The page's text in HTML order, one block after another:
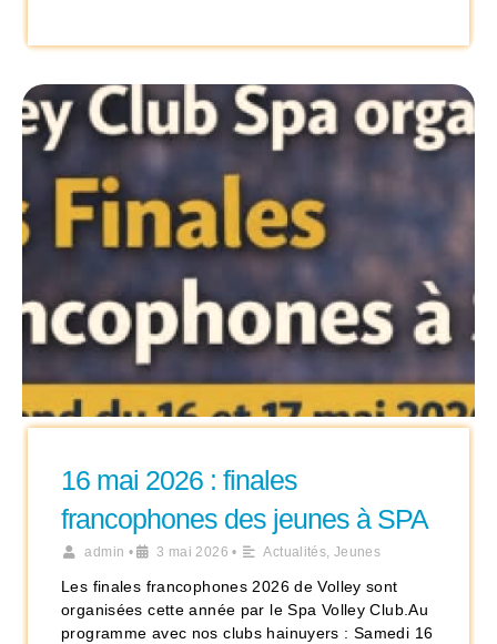
16 mai 2026 : finales
francophones des jeunes à SPA
admin • 3 mai 2026 • Actualités, Jeunes
Les finales francophones 2026 de Volley sont
organisées cette année par le Spa Volley Club.Au
programme avec nos clubs hainuyers : Samedi 16